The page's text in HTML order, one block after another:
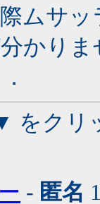
ムサ
かり
をクリ
- 匿名